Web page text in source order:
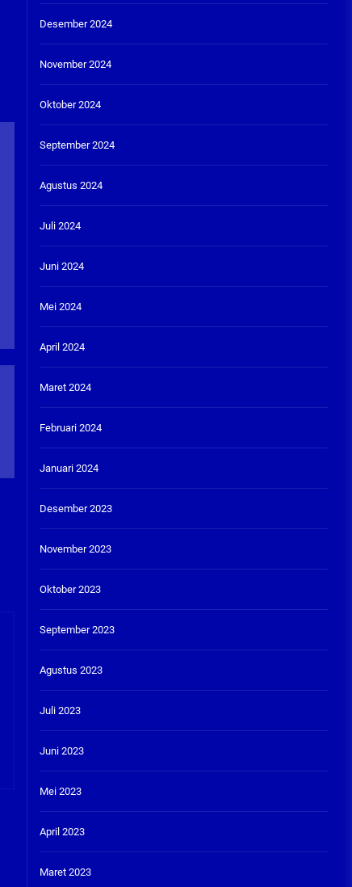
Desember 2024
November 2024
Oktober 2024
September 2024
Agustus 2024
Juli 2024
Juni 2024
Mei 2024
April 2024
Maret 2024
Februari 2024
Januari 2024
Desember 2023
November 2023
Oktober 2023
September 2023
Agustus 2023
Juli 2023
Juni 2023
Mei 2023
April 2023
Maret 2023